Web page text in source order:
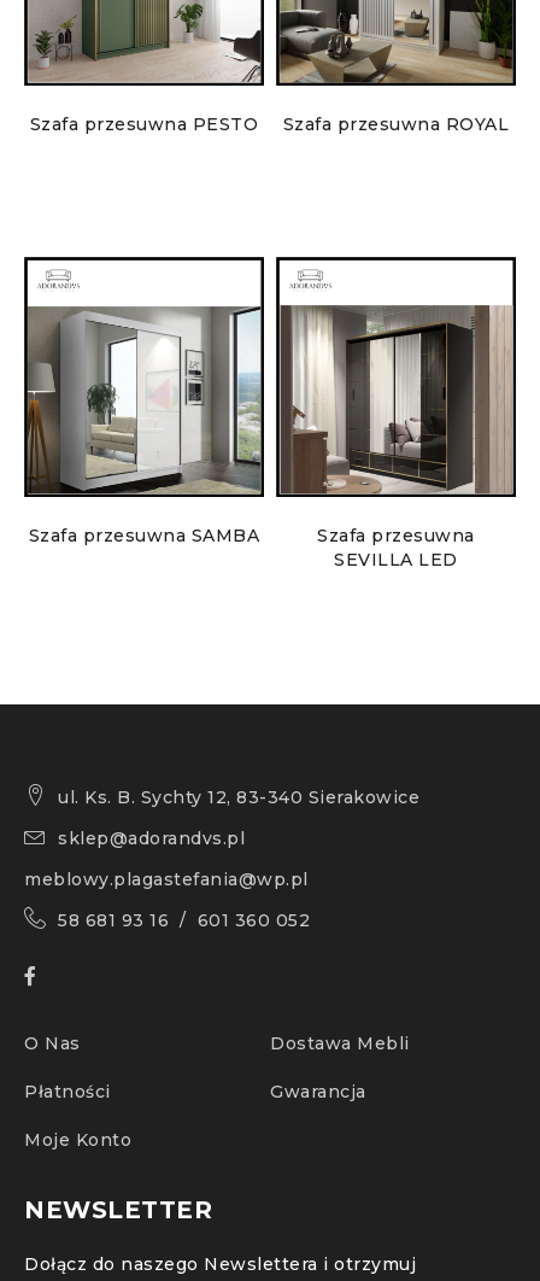
Szafa przesuwna PESTO Szafa przesuwna ROYAL
Szafa przesuwna SAMBA
Szafa przesuwna
SEVILLA LED
ul. Ks. B. Sychty 12, 83-340 Sierakowice
sklep@adorandvs.pl
meblowy.plagastefania@wp.pl
58 681 93 16 / 601 360 052
O Nas Dostawa Mebli
Płatności Gwarancja
Moje Konto
NEWSLETTER
Dołącz do naszego Newslettera i otrzymuj